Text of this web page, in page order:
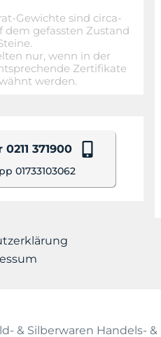
Gewichte sind circa-
dem gefassten Zustand
nur, wenn in der
Zertifikate
werden.
371900
01733103062
& Silberwaren Handels- &